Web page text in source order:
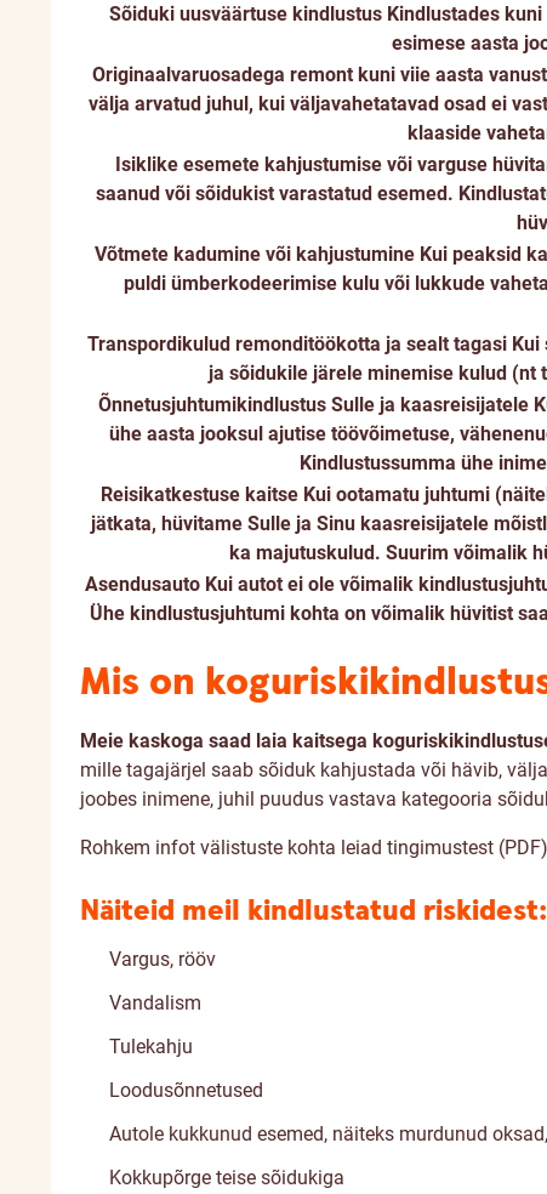
Sõiduki uusväärtuse kindlustus Kindlustades
esimese aasta
Originaalvaruosadega remont kuni viie aasta
välja arvatud juhul, kui väljavahetatavad osad ei
klaaside
Isiklike esemete kahjustumise või varguse
saanud või sõidukist varastatud esemed.
Võtmete kadumine või kahjustumine Kui peaksid
puldi ümberkodeerimise kulu või lukkude
Transpordikulud remonditöökotta ja sealt tagasi Kui
ja sõidukile järele minemise kulud
Õnnetusjuhtumikindlustus Sulle ja kaasreisijatele
ühe aasta jooksul ajutise töövõimetuse,
Kindlustussumma ühe
Reisikatkestuse kaitse Kui ootamatu juhtumi
jätkata, hüvitame Sulle ja Sinu kaasreisijatele
ka majutuskulud. Suurim võimalik
Asendusauto Kui autot ei ole võimalik
Ühe kindlustusjuhtumi kohta on võimalik hüvitist
Mis on
Meie kaskoga saad laia kaitsega
mille tagajärjel saab sõiduk kahjustada või hävib,
joobes inimene, juhil puudus vastava kategooria
Rohkem infot välistuste kohta leiad tingimustest (PDF)
Näiteid meil kindlustatud riskidest:
Vargus, rööv
Vandalism
Tulekahju
Loodusõnnetused
Autole kukkunud esemed, näiteks murdunud
Kokkupõrge teise sõidukiga